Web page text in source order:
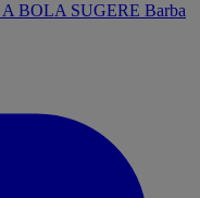
A BOLA SUGERE Barba